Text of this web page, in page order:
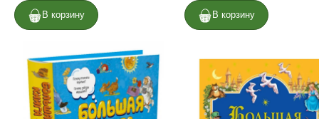
В корзину В корзину